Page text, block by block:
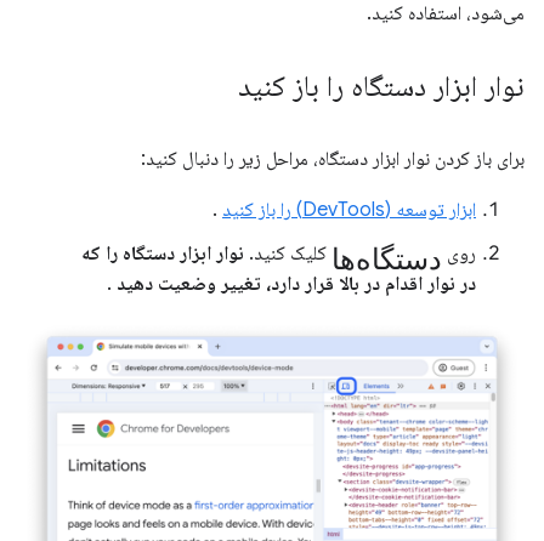
می‌شود، استفاده کنید.
نوار ابزار دستگاه را باز کنید
برای باز کردن نوار ابزار دستگاه، مراحل زیر را دنبال کنید:
ابزار توسعه (DevTools) را باز کنید
.
روی دستگاه‌ها کلیک کنید. نوار ابزار دستگاه را که
در نوار اقدام در بالا قرار دارد، تغییر وضعیت دهید .